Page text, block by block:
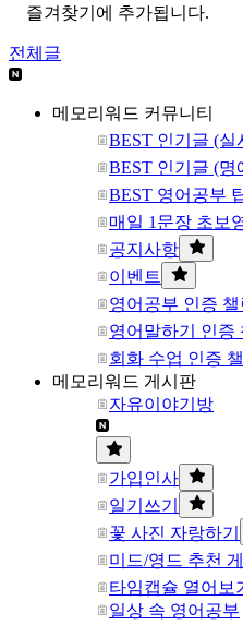
즐겨찾기에 추가됩니다.
전체글
메모리워드 커뮤니티
BEST 인기글 (실
BEST 인기글 (명
BEST 영어공부
매일 1문장 초보
공지사항
이벤트
영어공부 인증 챌
영어말하기 인증
회화 수업 인증 챌
메모리워드 게시판
자유이야기방
가입인사
일기쓰기
꽃 사진 자랑하기
미드/영드 추천
타임캡슐 열어보
일상 속 영어공부